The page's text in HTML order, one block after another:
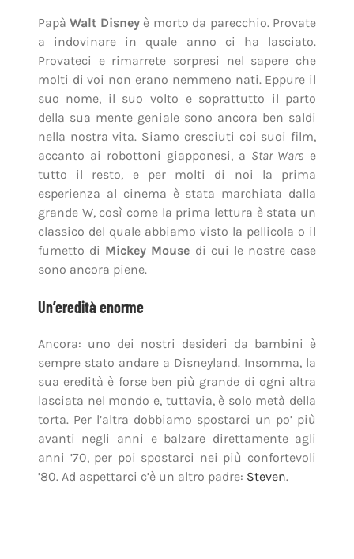
accanto ai robottoni giapponesi, aStar Warse
tutto il resto, e per molti di noi la prima
esperienza al cinema è stata marchiata dalla
grande W, così come la prima lettura è stata un
classico del quale abbiamo visto la pellicola o il
fumetto diMickey Mouse di cui le nostre case
sono ancora piene.
Un’eredità enorme
Ancora: uno dei nostri desideri da bambini è
sempre stato andare a Disneyland. Insomma, la
sua eredità è forse ben più grande di ogni altra
lasciata nel mondo e, tuttavia, è solo metà della
torta. Per l’altra dobbiamo spostarci un po’ più
avanti negli anni e balzare direttamente agli
’80. Ad aspettarci c’è un altro padre:Steven.